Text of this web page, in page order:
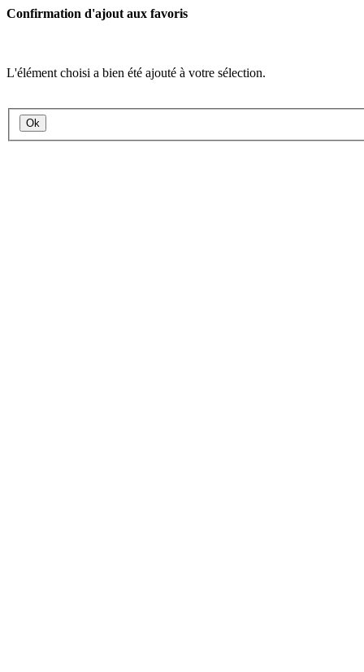
Confirmation d'ajout aux favoris
L'élément choisi a bien été ajouté à votre sélection.